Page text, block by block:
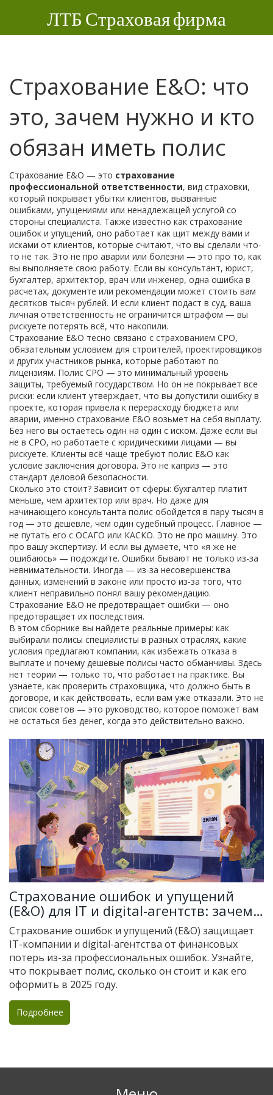
ЛТБ Страховая фирма
Страхование E&O: что
это, зачем нужно и кто
обязан иметь полис
Страхование E&O — это страхование
профессиональной ответственности, вид страховки,
который покрывает убытки клиентов, вызванные
ошибками, упущениями или ненадлежащей услугой со
стороны специалиста. Также известно как страхование
ошибок и упущений, оно работает как щит между вами и
исками от клиентов, которые считают, что вы сделали что-
то не так. Это не про аварии или болезни — это про то, как
вы выполняете свою работу. Если вы консультант, юрист,
бухгалтер, архитектор, врач или инженер, одна ошибка в
расчетах, документе или рекомендации может стоить вам
десятков тысяч рублей. И если клиент подаст в суд, ваша
личная ответственность не ограничится штрафом — вы
рискуете потерять всё, что накопили.
Страхование E&O тесно связано с страхованием СРО,
обязательным условием для строителей, проектировщиков
и других участников рынка, которые работают по
лицензиям. Полис СРО — это минимальный уровень
защиты, требуемый государством. Но он не покрывает все
риски: если клиент утверждает, что вы допустили ошибку в
проекте, которая привела к перерасходу бюджета или
аварии, именно страхование E&O возьмет на себя выплату.
Без него вы остаетесь один на один с иском. Даже если вы
не в СРО, но работаете с юридическими лицами — вы
рискуете. Клиенты всё чаще требуют полис E&O как
условие заключения договора. Это не каприз — это
стандарт деловой безопасности.
Сколько это стоит? Зависит от сферы: бухгалтер платит
меньше, чем архитектор или врач. Но даже для
начинающего консультанта полис обойдется в пару тысяч в
год — это дешевле, чем один судебный процесс. Главное —
не путать его с ОСАГО или КАСКО. Это не про машину. Это
про вашу экспертизу. И если вы думаете, что «я же не
ошибаюсь» — подождите. Ошибки бывают не только из-за
невнимательности. Иногда — из-за несовершенства
данных, изменений в законе или просто из-за того, что
клиент неправильно понял вашу рекомендацию.
Страхование E&O не предотвращает ошибки — оно
предотвращает их последствия.
В этом сборнике вы найдете реальные примеры: как
выбирали полисы специалисты в разных отраслях, какие
условия предлагают компании, как избежать отказа в
выплате и почему дешевые полисы часто обманчивы. Здесь
нет теории — только то, что работает на практике. Вы
узнаете, как проверить страховщика, что должно быть в
договоре, и как действовать, если вам уже отказали. Это не
список советов — это руководство, которое поможет вам
не остаться без денег, когда это действительно важно.
Страхование ошибок и упущений
(E&O) для IT и digital-агентств: зачем
оно нужно и как выбрать
Страхование ошибок и упущений (E&O) защищает
IT-компании и digital-агентства от финансовых
потерь из-за профессиональных ошибок. Узнайте,
что покрывает полис, сколько он стоит и как его
оформить в 2025 году.
Подробнее